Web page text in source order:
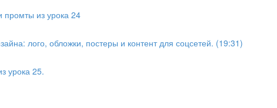
промты из урока 24
лого, обложки, постеры и контент для соцсетей. (19:31)
урока 25.